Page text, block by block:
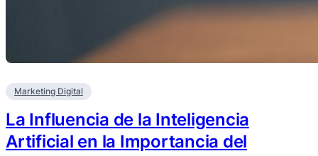
Marketing Digital
La Influencia de la Inteligencia
Artificial en la Importancia del